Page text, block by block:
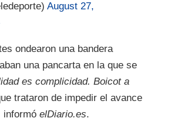
August 27,
ondearon una bandera
una pancarta en la que se
es complicidad. Boicot a
trataron de impedir el avance
informó elDiario.es.